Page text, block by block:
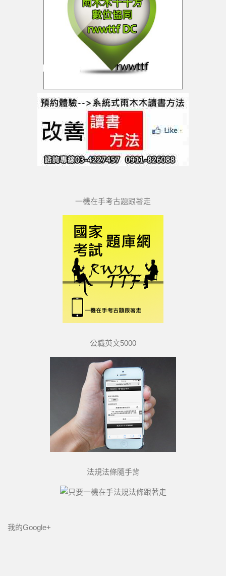
一機在手考古題跟著走
公職英文5000
法規法條隨手背
我的Google+